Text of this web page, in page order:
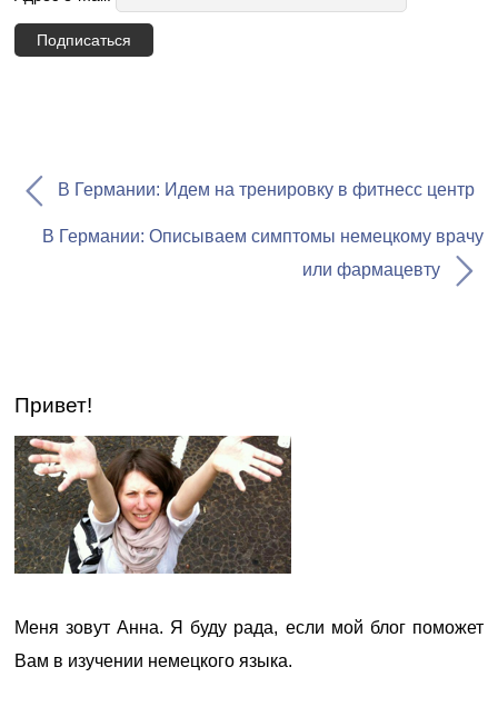
В Германии: Идем на тренировку в фитнесс центр
В Германии: Описываем симптомы немецкому врачу
или фармацевту
Привет!
Меня зовут Анна. Я буду рада, если мой блог поможет
Вам в изучении немецкого языка.